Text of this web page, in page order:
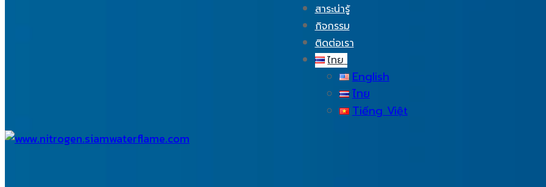
สาระน่ารู้
กิจกรรม
ติดต่อเรา
ไทย
English
ไทย
Tiếng Việt